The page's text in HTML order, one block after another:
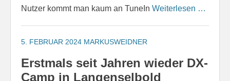
Nutzer kommt man kaum an TuneIn Weiterlesen …
5. FEBRUAR 2024 MARKUSWEIDNER
Erstmals seit Jahren wieder DX-
Camp in Langenselbold